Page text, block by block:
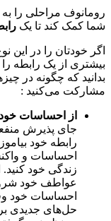
رومانوف مراحلی را
شما کمک کند تا یک
اگر خودتان را در این
بیشتری از یک رابطه را
بدانید که چگونه در
مشارکت می‌کنید :
از احساسات خود
جای پذیرش
رابطه خود
احساسات و
زندگی خود
عواطف خود
احساسات خود
حل‌های جدیدی